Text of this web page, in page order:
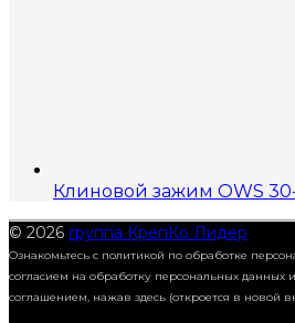
Клиновой зажим OWS
© 2026 группа КрепКо Лидер
Ознакомьтесь с политикой по обработке
согласием на обработку персональных данных
соглашением, нажав здесь (откроется в новой